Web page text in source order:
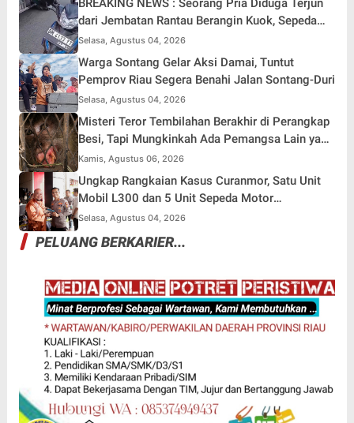
BREAKING NEWS : Seorang Pria Diduga Terjun
dari Jembatan Rantau Berangin Kuok, Sepeda
Motor Ditinggal di Lokasi
Selasa, Agustus 04, 2026
Warga Sontang Gelar Aksi Damai, Tuntut
Pemprov Riau Segera Benahi Jalan Sontang-Duri
Selasa, Agustus 04, 2026
Misteri Teror Tembilahan Berakhir di Perangkap
Besi, Tapi Mungkinkah Ada Pemangsa Lain yang
Masih Mengintai ?
Kamis, Agustus 06, 2026
Ungkap Rangkaian Kasus Curanmor, Satu Unit
Mobil L300 dan 5 Unit Sepeda Motor
Dikembalikan
Selasa, Agustus 04, 2026
PELUANG BERKARIER...